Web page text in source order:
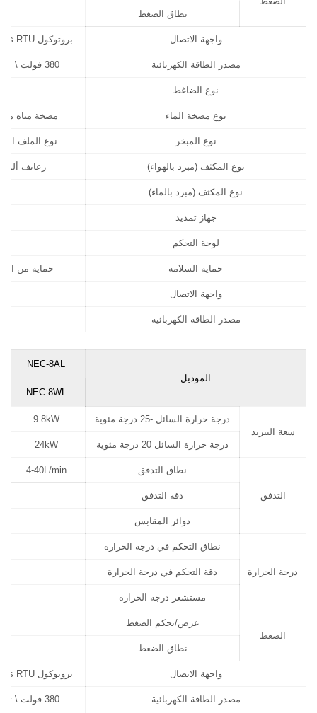
نطاق الضغط
واجهة الاتصال بروتوكول Modbus RTU، منفذ RS485، ناقل CAN bus اختياري، أو إيثرنت (TCP/IP)
مصدر الطاقة الكهربائية 380 فولت \ ثلاثي الأطوار \ 50 هيرتز (مصدر طاقة غير قياسي قابل للتخصيص)
نوع الضاغط
نوع مضخة الماء مضخة مياه
نوع المبخر نوع الملف
نوع المكثف (مبرد بالهواء) زعانف
نوع المكثف (مبرد بالماء)
جهاز تمديد
لوحة التحكم
حماية السلامة حماية من
واجهة الاتصال
مصدر الطاقة الكهربائية
الموديل
NEC-8AL
NEC-8WL
سعة التبريد
درجة حرارة السائل -25 درجة مئوية 9.8kW
درجة حرارة السائل 20 درجة مئوية 24kW
التدفق
نطاق التدفق 4-40L/min
دقة التدفق
دوائر المقابس
درجة الحرارة
نطاق التحكم في درجة الحرارة
دقة التحكم في درجة الحرارة
مستشعر درجة الحرارة
الضغط
عرض/تحكم الضغط
نطاق الضغط
واجهة الاتصال بروتوكول Modbus RTU، منفذ RS485، ناقل CAN bus اختياري، أو إيثرنت (TCP/IP)
مصدر الطاقة الكهربائية 380 فولت \ ثلاثي الأطوار \ 50 هيرتز (مصدر طاقة غير قياسي قابل للتخصيص)